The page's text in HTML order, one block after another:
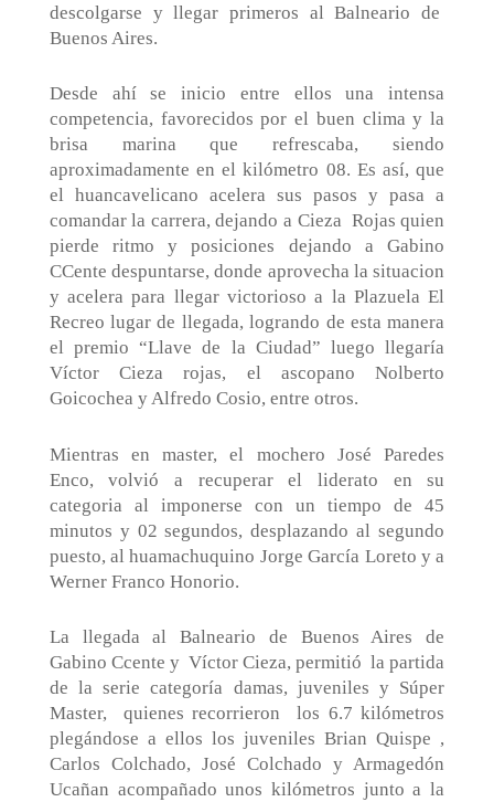
descolgarse y llegar primeros al Balneario de
Buenos Aires.
Desde ahí se inicio entre ellos una intensa
competencia, favorecidos por el buen clima y la
brisa marina que refrescaba, siendo
aproximadamente en el kilómetro 08. Es así, que
el huancavelicano acelera sus pasos y pasa a
comandar la carrera, dejando a Cieza Rojas quien
pierde ritmo y posiciones dejando a Gabino
CCente despuntarse, donde aprovecha la situacion
y acelera para llegar victorioso a la Plazuela El
Recreo lugar de llegada, logrando de esta manera
el premio “Llave de la Ciudad” luego llegaría
Víctor Cieza rojas, el ascopano Nolberto
Goicochea y Alfredo Cosio, entre otros.
Mientras en master, el mochero José Paredes
Enco, volvió a recuperar el liderato en su
categoria al imponerse con un tiempo de 45
minutos y 02 segundos, desplazando al segundo
puesto, al huamachuquino Jorge García Loreto y a
Werner Franco Honorio.
La llegada al Balneario de Buenos Aires de
Gabino Ccente y Víctor Cieza, permitió la partida
de la serie categoría damas, juveniles y Súper
Master,
quienes recorrieron
los 6.7 kilómetros
plegándose a ellos los juveniles Brian Quispe ,
Carlos Colchado, José Colchado y Armagedón
Ucañan acompañado unos kilómetros junto a la